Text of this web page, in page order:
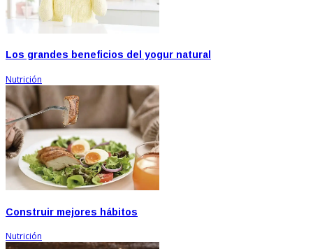
Los grandes beneficios del yogur natural
Nutrición
Construir mejores hábitos
Nutrición